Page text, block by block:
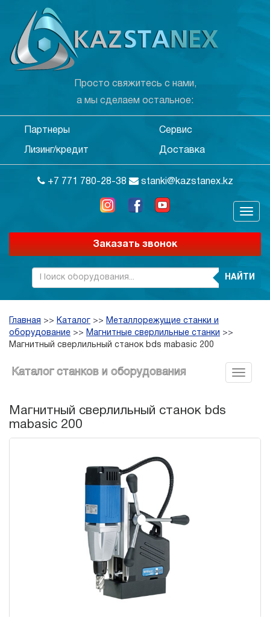
Просто свяжитесь с нами,
а мы сделаем остальное:
Партнеры Сервис
Лизинг/кредит Доставка
+7 771 780-28-38 stanki@kazstanex.kz
Заказать звонок
НАЙТИ
Главная >> Каталог >> Металлорежущие станки и
оборудование >> Магнитные сверлильные станки >>
Магнитный сверлильный станок bds mabasic 200
Каталог станков и оборудования
Магнитный сверлильный станок bds
mabasic 200